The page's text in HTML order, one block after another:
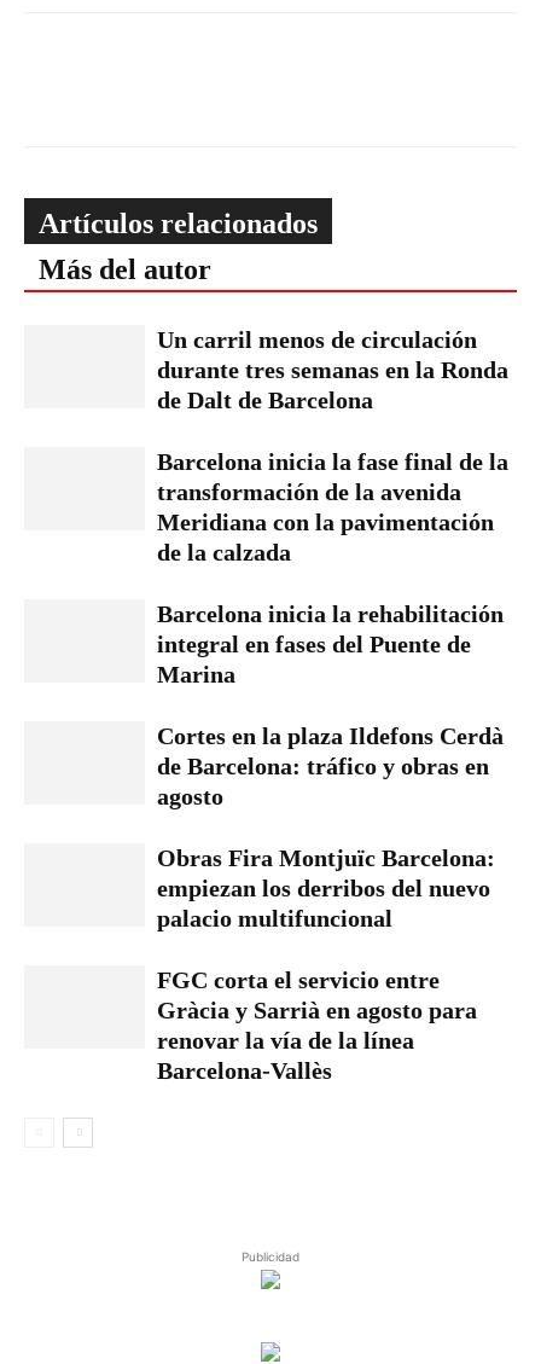
Artículos relacionados
Más del autor
Un carril menos de circulación
durante tres semanas en la Ronda
de Dalt de Barcelona
Barcelona inicia la fase final de la
transformación de la avenida
Meridiana con la pavimentación
de la calzada
Barcelona inicia la rehabilitación
integral en fases del Puente de
Marina
Cortes en la plaza Ildefons Cerdà
de Barcelona: tráfico y obras en
agosto
Obras Fira Montjuïc Barcelona:
empiezan los derribos del nuevo
palacio multifuncional
FGC corta el servicio entre
Gràcia y Sarrià en agosto para
renovar la vía de la línea
Barcelona-Vallès
Publicidad